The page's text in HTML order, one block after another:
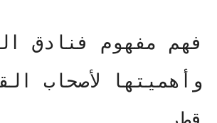
فهم مفهوم فنادق
وأهميتها لأصحاب